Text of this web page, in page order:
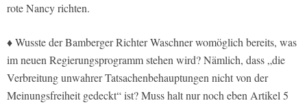
rote Nancy richten.
♦ Wusste der Bamberger Richter Waschner womöglich bereits, was
im neuen Regierungsprogramm stehen wird? Nämlich, dass „die
Verbreitung unwahrer Tatsachenbehauptungen nicht von der
Meinungsfreiheit gedeckt“ ist? Muss halt nur noch eben Artikel 5